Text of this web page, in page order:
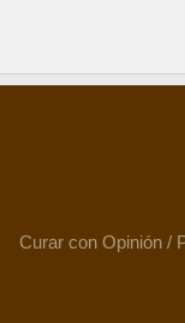
Curar con Opinión /